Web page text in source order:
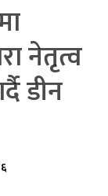
नेतृत्व
डीन